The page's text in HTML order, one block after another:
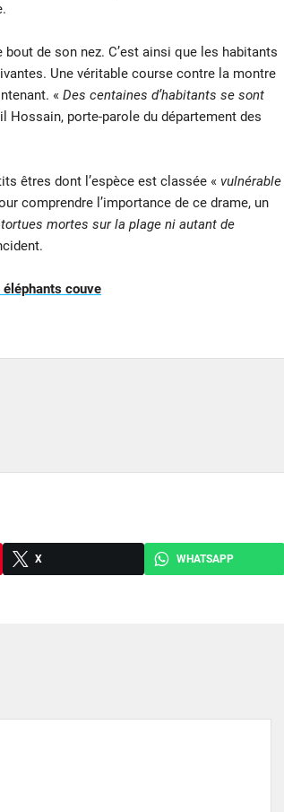
de son nez. C’est ainsi que les habitants
Une véritable course contre la montre
« Des centaines d’habitants se sont
Hossain, porte-parole du département des
êtres dont l’espèce est classée « vulnérable
comprendre l’importance de ce drame, un
mortes sur la plage ni autant de
couve
X WHATSAPP